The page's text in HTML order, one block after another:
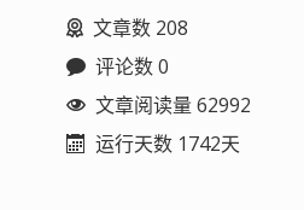
文章数 208
评论数 0
文章阅读量 62992
运行天数 1742天